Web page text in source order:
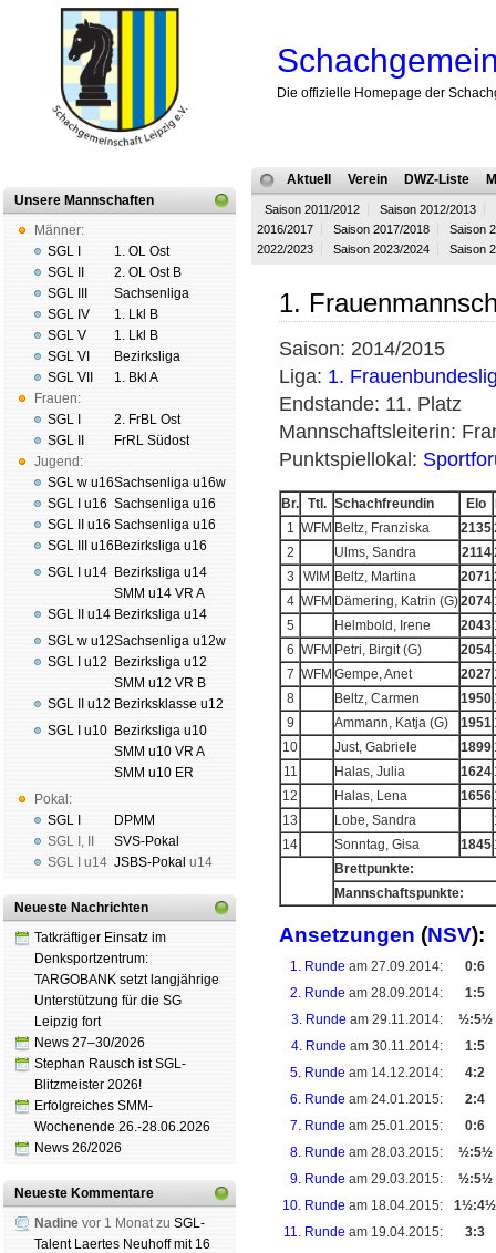
Die offizielle Homepage der
Unsere Mannschaften
Männer:
SGL I
SGL II
SGL III
SGL IV
SGL V
SGL VI
SGL VII
Frauen:
SGL I
SGL II
Jugend:
SGL w u16
SGL I u16
SGL II u16
SGL III u16
SGL I u14
SGL II u14
SGL w u12
SGL I u12
SGL II u12
SGL I u10
Pokal:
SGL I
SGL I ,
SGL I
u14
1. OL Ost
2. OL Ost B
Sachsenliga
1. Lkl B
1. Lkl B
Bezirksliga
1. Bkl A
2. FrBL Ost
FrRL Südost
Sachsenliga u16w
Sachsenliga u16
Sachsenliga u16
Bezirksliga u16
Bezirksliga u14
SMM u14 VR A
Bezirksliga u14
Sachsenliga u12w
Bezirksliga u12
SMM u12 VR B
Bezirksklasse u12
Bezirksliga u10
SMM u10 VR A
SMM u10 ER
DPMM
SVS-Pokal
JSBS-Pokal u14
Neueste Nachrichten
Tatkräftiger Einsatz im
Denksportzentrum:
TARGOBANK setzt langjährige
Unterstützung für die SG
Leipzig fort
News 27–30/2026
Stephan Rausch ist SGL-
Blitzmeister 2026!
Erfolgreiches SMM-
Wochenende 26.-28.06.2026
News 26/2026
Neueste Kommentare
Nadine vor 1 Monat zu SGL-
Talent Laertes Neuhoff mit 16
Aktuell Verein DWZ-Liste
Saison 2011/2012
Saison 2012/2013
2016/2017
Saison 2017/2018
Saison
2022/2023
Saison 2023/2024 Saison
1.
Saison: 2014/2015
Liga: 1.
Endstande: 11. Platz
Mannschaftsleiterin:
Punktspiellokal:
Br. Ttl. Schachfreundin Elo
1 WFM Beltz, Franziska 2135
2
Ulms, Sandra 2114
3
WIM Beltz, Martina 2071
4 WFM Dämering, Katrin (G)2074
5
Helmbold, Irene 2043
6 WFM Petri, Birgit (G) 2054
7 WFM Gempe, Anet 2027
8
Beltz, Carmen 1950
9
Ammann, Katja (G) 1951
10
Just, Gabriele 1899
11
Halas, Julia 1624
12
Halas, Lena 1656
13
Lobe, Sandra
14
Sonntag, Gisa 1845
Brettpunkte:
Mannschaftspunkte:
Ansetzungen (NSV):
1. Runde am 27.09.2014:
0:6
2. Runde am 28.09.2014:
1:5
3. Runde am 29.11.2014:
½:5½
4. Runde am 30.11.2014:
1:5
5. Runde am 14.12.2014:
4:2
6. Runde am 24.01.2015:
2:4
7. Runde am 25.01.2015:
0:6
8. Runde am 28.03.2015:
½:5½
9. Runde am 29.03.2015:
½:5½
10. Runde am 18.04.2015:
1½:4½
11. Runde am 19.04.2015: 3:3